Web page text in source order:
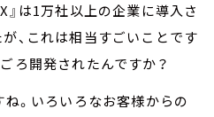
は1万社以上の企業に導入さ
、これは相当すごいことです
ろ開発されたんですか？
。いろいろなお客様からの